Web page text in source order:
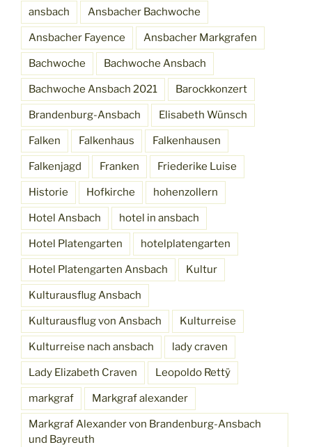
ansbach Ansbacher Bachwoche
Ansbacher Fayence Ansbacher Markgrafen
Bachwoche Bachwoche Ansbach
Bachwoche Ansbach 2021 Barockkonzert
Brandenburg-Ansbach Elisabeth Wünsch
Falken Falkenhaus Falkenhausen
Falkenjagd Franken Friederike Luise
Historie Hofkirche hohenzollern
Hotel Ansbach hotel in ansbach
Hotel Platengarten hotelplatengarten
Hotel Platengarten Ansbach Kultur
Kulturausflug Ansbach
Kulturausflug von Ansbach Kulturreise
Kulturreise nach ansbach lady craven
Lady Elizabeth Craven Leopoldo Rettÿ
markgraf Markgraf alexander
Markgraf Alexander von Brandenburg-Ansbach
und Bayreuth